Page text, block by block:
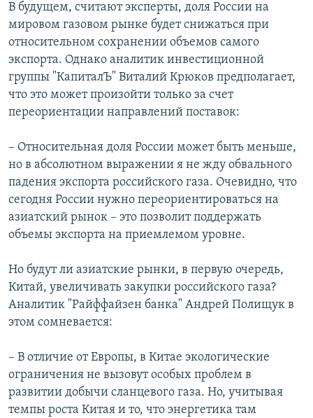
В будущем, считают эксперты, доля России на
мировом газовом рынке будет снижаться при
относительном сохранении объемов самого
экспорта. Однако аналитик инвестиционной
группы "КапиталЪ" Виталий Крюков предполагает,
что это может произойти только за счет
переориентации направлений поставок:
– Относительная доля России может быть меньше,
но в абсолютном выражении я не жду обвального
падения экспорта российского газа. Очевидно, что
сегодня России нужно переориентироваться на
азиатский рынок – это позволит поддержать
объемы экспорта на приемлемом уровне.
Но будут ли азиатские рынки, в первую очередь,
Китай, увеличивать закупки российского газа?
Аналитик "Райффайзен банка" Андрей Полищук в
этом сомневается:
– В отличие от Европы, в Китае экологические
ограничения не вызовут особых проблем в
развитии добычи сланцевого газа. Но, учитывая
темпы роста Китая и то, что энергетика там